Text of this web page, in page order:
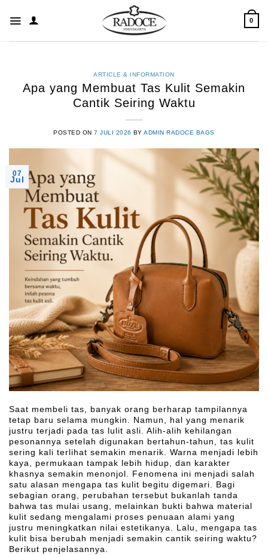
content
0
ARTICLE & INFORMATION
Apa yang Membuat Tas Kulit Semakin
Cantik Seiring Waktu
POSTED ON7 JULI 2026 BYADMIN RADOCE BAGS
07
Jul
Saat membeli tas, banyak orang berharap tampilannya
tetap baru selama mungkin. Namun, hal yang menarik
justru terjadi pada tas lulit asli. Alih-alih kehilangan
pesonannya setelah digunakan bertahun-tahun, tas kulit
sering kali terlihat semakin menarik. Warna menjadi lebih
kaya, permukaan tampak lebih hidup, dan karakter
khasnya semakin menonjol. Fenomena ini menjadi salah
satu alasan mengapa tas kulit begitu digemari. Bagi
sebagian orang, perubahan tersebut bukanlah tanda
bahwa tas mulai usang, melainkan bukti bahwa material
kulit sedang mengalami proses penuaan alami yang
justru meningkatkan nilai estetikanya. Lalu, mengapa tas
kulit bisa berubah menjadi semakin cantik seiring waktu?
Berikut penjelasannya.